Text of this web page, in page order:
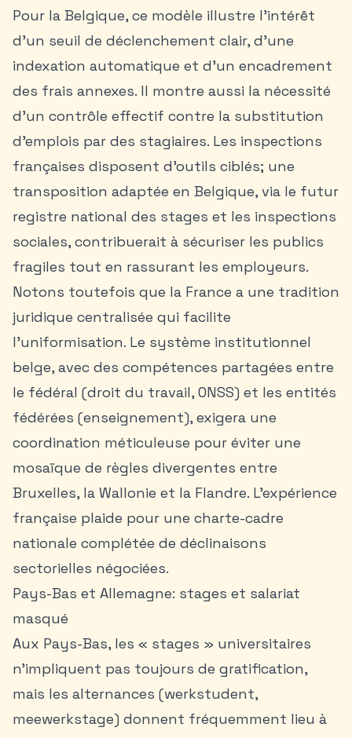
Pour la Belgique, ce modèle illustre l’intérêt
d’un seuil de déclenchement clair, d’une
indexation automatique et d’un encadrement
des frais annexes. Il montre aussi la nécessité
d’un contrôle effectif contre la substitution
d’emplois par des stagiaires. Les inspections
françaises disposent d’outils ciblés; une
transposition adaptée en Belgique, via le futur
registre national des stages et les inspections
sociales, contribuerait à sécuriser les publics
fragiles tout en rassurant les employeurs.
Notons toutefois que la France a une tradition
juridique centralisée qui facilite
l’uniformisation. Le système institutionnel
belge, avec des compétences partagées entre
le fédéral (droit du travail, ONSS) et les entités
fédérées (enseignement), exigera une
coordination méticuleuse pour éviter une
mosaïque de règles divergentes entre
Bruxelles, la Wallonie et la Flandre. L’expérience
française plaide pour une charte-cadre
nationale complétée de déclinaisons
sectorielles négociées.
Pays-Bas et Allemagne: stages et salariat
masqué
Aux Pays-Bas, les « stages » universitaires
n’impliquent pas toujours de gratification,
mais les alternances (werkstudent,
meewerkstage) donnent fréquemment lieu à